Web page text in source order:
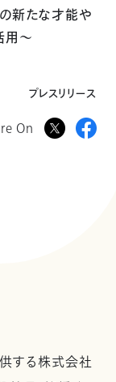
新たな才能や
用～
プレスリリース
On
供する株式会社